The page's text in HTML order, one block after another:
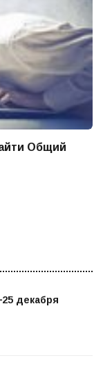
Общий
декабря